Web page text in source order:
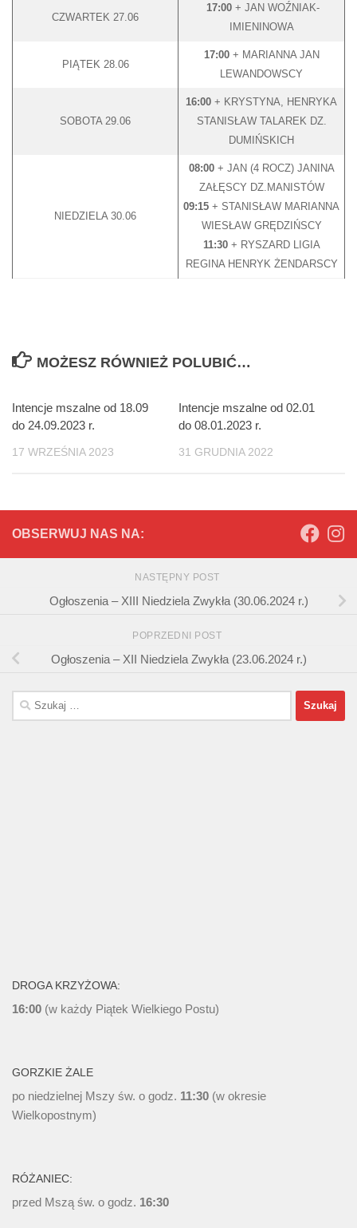
CZWARTEK 27.06
17:00 + JAN WOŹNIAK-
IMIENINOWA
PIĄTEK 28.06
17:00 + MARIANNA JAN
LEWANDOWSCY
SOBOTA 29.06
16:00 + KRYSTYNA, HENRYKA
STANISŁAW TALAREK DZ.
DUMIŃSKICH
NIEDZIELA 30.06
08:00 + JAN (4 ROCZ) JANINA
ZAŁĘSCY DZ.MANISTÓW
09:15 + STANISŁAW MARIANNA
WIESŁAW GRĘDZIŃSCY
11:30 + RYSZARD LIGIA
REGINA HENRYK ŻENDARSCY
MOŻESZ RÓWNIEŻ POLUBIĆ…
Intencje mszalne od 18.09
do 24.09.2023 r.
17 WRZEŚNIA 2023
Intencje mszalne od 02.01
do 08.01.2023 r.
31 GRUDNIA 2022
OBSERWUJ NAS NA:
NASTĘPNY POST
Ogłoszenia – XIII Niedziela Zwykła (30.06.2024 r.)
POPRZEDNI POST
Ogłoszenia – XII Niedziela Zwykła (23.06.2024 r.)
Szukaj:
DROGA KRZYŻOWA:
16:00 (w każdy Piątek Wielkiego Postu)
GORZKIE ŻALE
po niedzielnej Mszy św. o godz. 11:30 (w okresie
Wielkopostnym)
RÓŻANIEC:
przed Mszą św. o godz. 16:30